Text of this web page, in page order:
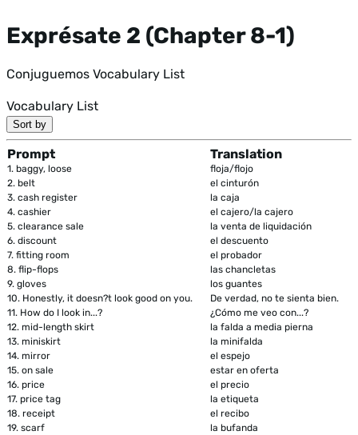
Exprésate 2 (Chapter 8-1)
Conjuguemos Vocabulary List
Vocabulary List
Sort by
Prompt Translation
1. baggy, loose
floja/flojo
2. belt
el cinturón
3. cash register
la caja
4. cashier
el cajero/la cajero
5. clearance sale
la venta de liquidación
6. discount
el descuento
7. fitting room
el probador
8. flip-flops
las chancletas
9. gloves
los guantes
10. Honestly, it doesn?t look good on you.
De verdad, no te sienta bien.
11. How do I look in...?
¿Cómo me veo con...?
12. mid-length skirt
la falda a media pierna
13. miniskirt
la minifalda
14. mirror
el espejo
15. on sale
estar en oferta
16. price
el precio
17. price tag
la etiqueta
18. receipt
el recibo
19. scarf
la bufanda